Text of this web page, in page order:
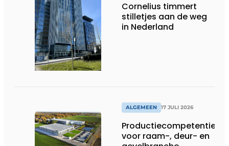
Cornelius timmert
stilletjes aan de weg
in Nederland
ALGEMEEN 17 JULI 2026
Productiecompetentie
voor raam-, deur- en